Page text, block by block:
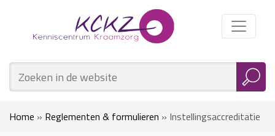
Home » Reglementen & formulieren » Instellingsaccreditatie